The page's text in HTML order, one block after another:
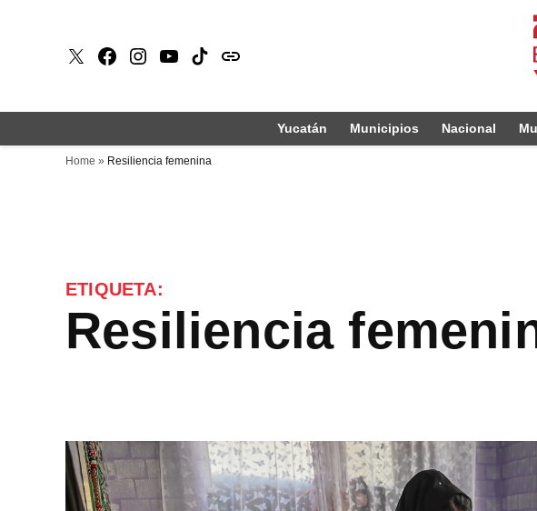
X Faceboook
Instagram
Youtube
Tiktokissuu
Yucatán Municipios Nacional
Home » Resiliencia femenina
ETIQUETA:
Resiliencia